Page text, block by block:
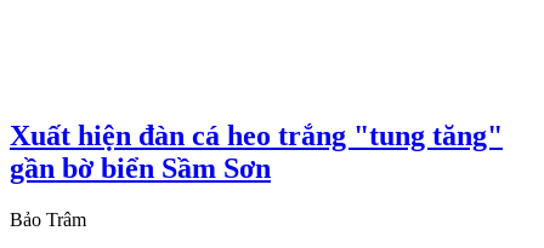
Xuất hiện đàn cá heo trắng "tung tăng"
gần bờ biển Sầm Sơn
Bảo Trâm